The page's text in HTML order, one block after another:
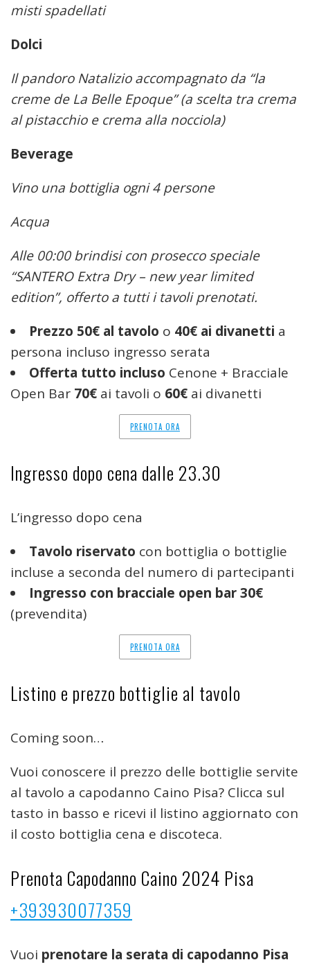
misti spadellati
Dolci
Il pandoro Natalizio accompagnato da “la
creme de La Belle Epoque” (a scelta tra crema
al pistacchio e crema alla nocciola)
Beverage
Vino una bottiglia ogni 4 persone
Acqua
Alle 00:00 brindisi con prosecco speciale
“SANTERO Extra Dry – new year limited
edition”, offerto a tutti i tavoli prenotati.
Prezzo 50€ al tavolo o 40€ ai divanetti a
persona incluso ingresso serata
Offerta tutto incluso Cenone + Bracciale
Open Bar 70€ ai tavoli o 60€ ai divanetti
PRENOTA ORA
Ingresso dopo cena dalle 23.30
L’ingresso dopo cena
Tavolo riservato con bottiglia o bottiglie
incluse a seconda del numero di partecipanti
Ingresso con bracciale open bar 30€
(prevendita)
PRENOTA ORA
Listino e prezzo bottiglie al tavolo
Coming soon…
Vuoi conoscere il prezzo delle bottiglie servite
al tavolo a capodanno Caino Pisa? Clicca sul
tasto in basso e ricevi il listino aggiornato con
il costo bottiglia cena e discoteca.
Prenota Capodanno Caino 2024 Pisa
+393930077359
Vuoi prenotare la serata di capodanno Pisa